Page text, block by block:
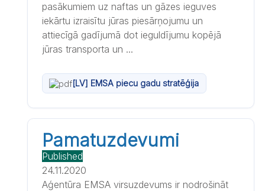
pasākumiem uz naftas un gāzes ieguves
iekārtu izraisītu jūras piesārņojumu un
attiecīgā gadījumā dot ieguldījumu kopējā
jūras transporta un ...
[LV] EMSA piecu gadu stratēģija
Pamatuzdevumi
Published
24.11.2020
Aģentūra EMSA virsuzdevums ir nodrošināt